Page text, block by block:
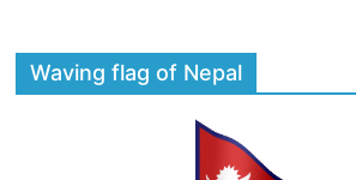
Waving flag of Nepal